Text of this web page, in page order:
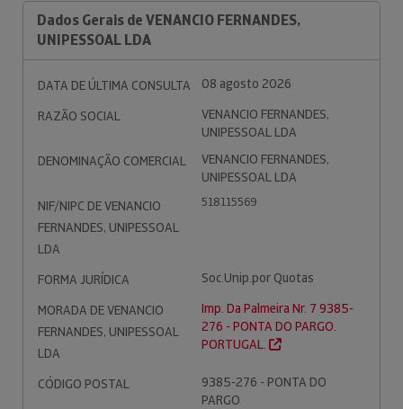
Dados Gerais de VENANCIO FERNANDES,
UNIPESSOAL LDA
DATA DE ÚLTIMA CONSULTA
08 agosto 2026
RAZÃO SOCIAL
VENANCIO FERNANDES,
UNIPESSOAL LDA
DENOMINAÇÃO COMERCIAL
VENANCIO FERNANDES,
UNIPESSOAL LDA
NIF/NIPC DE VENANCIO
FERNANDES, UNIPESSOAL
LDA
518115569
FORMA JURÍDICA
Soc.Unip.por Quotas
MORADA DE VENANCIO
FERNANDES, UNIPESSOAL
LDA
Imp. Da Palmeira Nr. 7 9385-
276 - PONTA DO PARGO.
PORTUGAL.
CÓDIGO POSTAL
9385-276 - PONTA DO
PARGO